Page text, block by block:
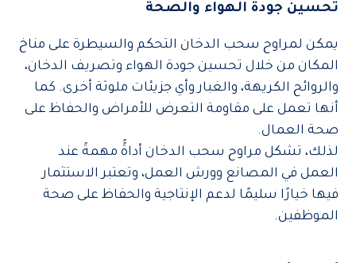
تحسين جودة الهواء والصحة
يمكن لمراوح سحب الدخان التحكم والسيطرة على مناخ
المكان من خلال تحسين جودة الهواء وتصريف الدخان،
والروائح الكريهة، والغبار وأي جزيئات ملوثة أخرى. كما
أنها تعمل على مقاومة التعرض للأمراض والحفاظ على
صحة العمال.
لذلك، تشكل مراوح سحب الدخان أداةًً مهمةً عند
العمل في المصانع وورش العمل، وتعتبر الاستثمار
فيها خيارًا سليمًا لدعم الإنتاجية والحفاظ على صحة
الموظفين.